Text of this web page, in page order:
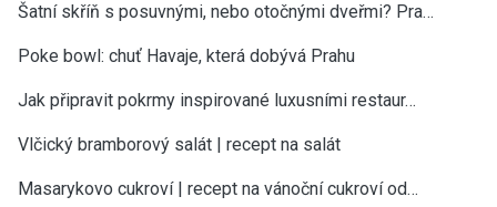
Šatní skříň s posuvnými, nebo otočnými dveřmi? Pra…
Poke bowl: chuť Havaje, která dobývá Prahu
Jak připravit pokrmy inspirované luxusními restaur…
Vlčický bramborový salát | recept na salát
Masarykovo cukroví | recept na vánoční cukroví od…